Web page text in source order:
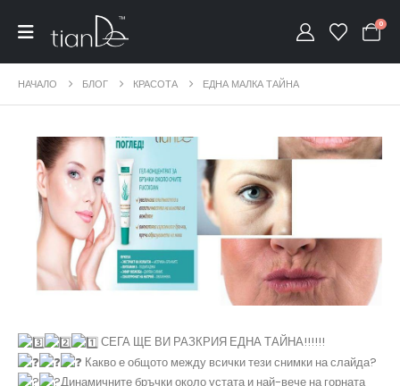
0
НАЧАЛО БЛОГ КРАСОТА ЕДНА МАЛКА ТАЙНА
️ СЕГА ЩЕ ВИ РАЗКРИЯ ЕДНА ТАЙНА!!!!!!
Какво е общото между всички тези снимки на слайда?
Динамичните бръчки около устата и най-вече на горната